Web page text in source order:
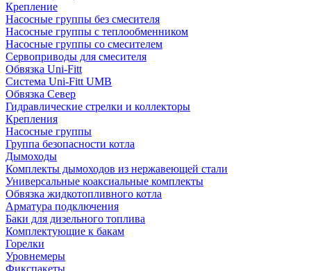
Крепление
Насосные группы без смесителя
Насосные группы с теплообменником
Насосные группы со смесителем
Сервоприводы для смесителя
Обвязка Uni-Fitt
Система Uni-Fitt UMB
Обвязка Север
Гидравлические стрелки и коллекторы
Крепления
Насосные группы
Группа безопасности котла
Дымоходы
Комплекты дымоходов из нержавеющей стали
Универсальные коаксиальные комплекты
Обвязка жидкотопливного котла
Арматура подключения
Баки для дизельного топлива
Комплектующие к бакам
Горелки
Уровнемеры
Фикспакеты